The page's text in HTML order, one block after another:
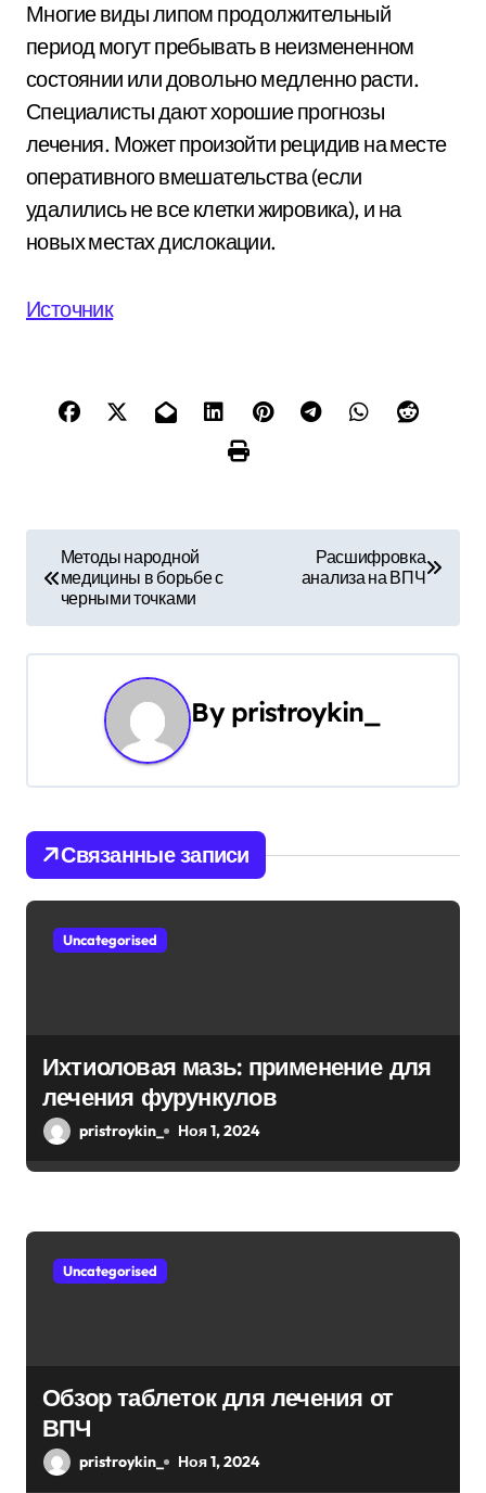
Многие виды липом продолжительный
период могут пребывать в неизмененном
состоянии или довольно медленно расти.
Специалисты дают хорошие прогнозы
лечения. Может произойти рецидив на месте
оперативного вмешательства (если
удалились не все клетки жировика), и на
новых местах дислокации.
Источник
в
а
и
я
п
и
Методы народной
медицины в борьбе с
черными точками
Расшифровка
анализа на ВПЧ
By pristroykin_
Связанные записи
Uncategorised
Ихтиоловая мазь: применение для
лечения фурункулов
pristroykin_ Ноя 1, 2024
Uncategorised
Обзор таблеток для лечения от
ВПЧ
pristroykin_ Ноя 1, 2024